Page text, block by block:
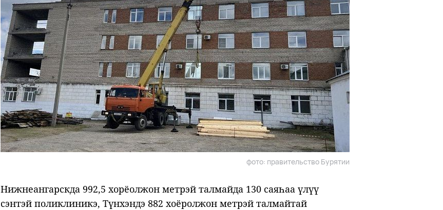
фото: правительство Бурятии
Нижнеангарскда 992,5 хорёолжон метрэй талмайда 130 саяһаа үлүү
сэнтэй поликлиникэ, Түнхэндэ 882 хоёролжон метрэй талмайтай